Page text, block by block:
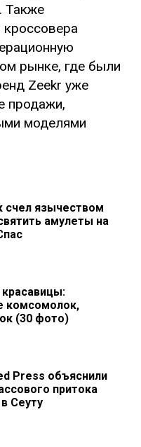
Также
кроссовера
рынке, где были
Zeekr уже
продажи,
моделями
счел язычеством
амулеты на
комсомолок,
(30 фото)
Press объяснили
притока
Сеуту